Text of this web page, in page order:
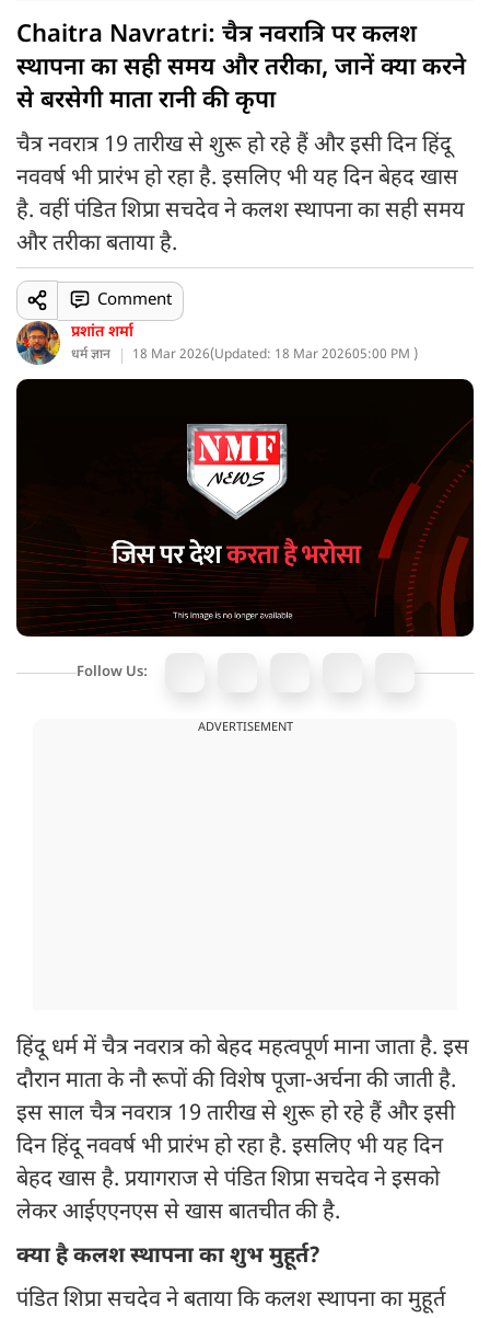
Chaitra Navratri: चैत्र नवरात्रि पर कलश
स्थापना का सही समय और तरीका, जानें क्या करने
से बरसेगी माता रानी की कृपा
चैत्र नवरात्र 19 तारीख से शुरू हो रहे हैं और इसी दिन हिंदू
नववर्ष भी प्रारंभ हो रहा है. इसलिए भी यह दिन बेहद खास
है. वहीं पंडित शिप्रा सचदेव ने कलश स्थापना का सही समय
और तरीका बताया है.
प्रशांत शर्मा
धर्म ज्ञान 18 Mar 2026(Updated: 18 Mar 202605:00 PM )
Comment
Follow Us:
ADVERTISEMENT
हिंदू धर्म में चैत्र नवरात्र को बेहद महत्वपूर्ण माना जाता है. इस
दौरान माता के नौ रूपों की विशेष पूजा-अर्चना की जाती है.
इस साल चैत्र नवरात्र 19 तारीख से शुरू हो रहे हैं और इसी
दिन हिंदू नववर्ष भी प्रारंभ हो रहा है. इसलिए भी यह दिन
बेहद खास है. प्रयागराज से पंडित शिप्रा सचदेव ने इसको
लेकर आईएएनएस से खास बातचीत की है.
क्या है कलश स्थापना का शुभ मुहूर्त?
पंडित शिप्रा सचदेव ने बताया कि कलश स्थापना का मुहूर्त